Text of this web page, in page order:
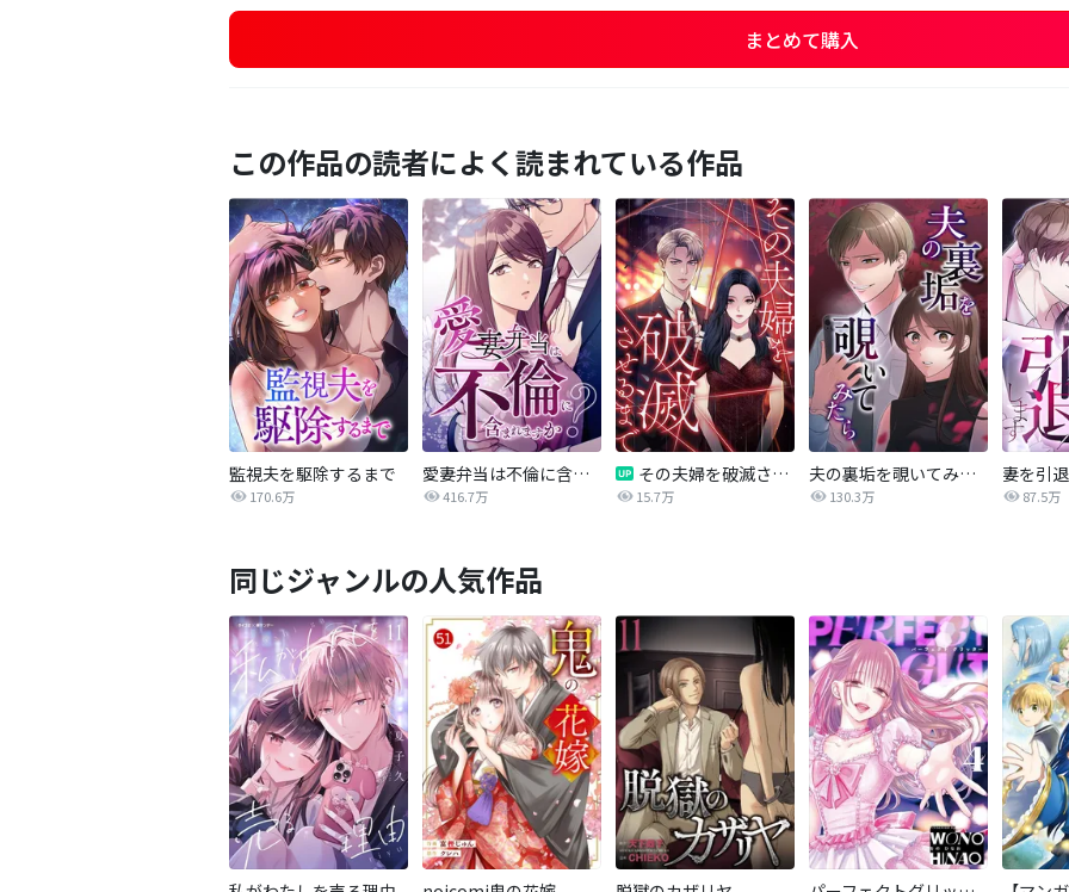
まとめて購入
この作品の読者によく読まれている作品
監視夫を駆除するまで
170.6万
愛妻弁当は不倫に含まれますか？
416.7万
その夫婦を破滅させるまで
15.7万
夫の裏垢を覗いてみたら
130.3万
妻を引
87.5万
同じジャンルの人気作品